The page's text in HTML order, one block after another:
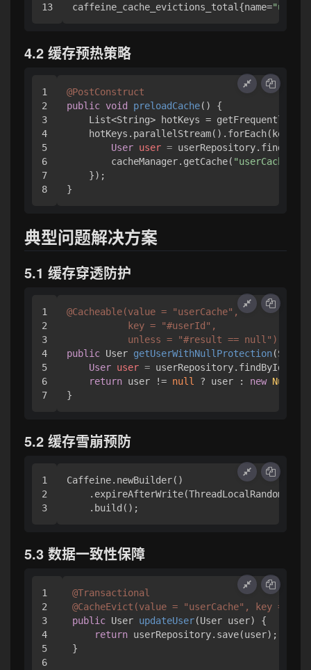
caffeine_cache_evictions_total{name=
4.2 缓存预热策略
1
2
3
4
5
6
7
@PostConstruct
public void preloadCache()
{
List<String> hotKeys =
hotKeys.parallelStream().forEach(key ->
User user =
        cacheManager.getCache(
"userCache"
    });
典型问题解决方案
5.1 缓存穿透防护
1
2
3
4
5
6
@Cacheable(value = "userCache",
           key = "#userId",
           unless = "#result == null")
public User getUserWithNullProtection
User user =
return user != null ? user : new
5.2 缓存雪崩预防
1
2
Caffeine.newBuilder()
5.3 数据一致性保障
1
2
3
4
5
6
@Transactional
@CacheEvict(value = "userCache", key =
public User updateUser(User user)
{
return userRepository.save(user);
}